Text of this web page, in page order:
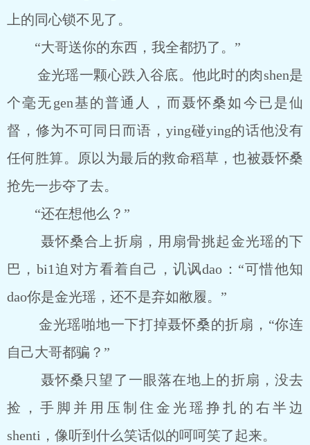
上的同心锁不见了。
“大哥送你的东西，我全都扔了。”
金光瑶一颗心跌入谷底。他此时的肉shen是
个毫无gen基的普通人，而聂怀桑如今已是仙
督，修为不可同日而语，ying碰ying的话他没有
任何胜算。原以为最后的救命稻草，也被聂怀桑
抢先一步夺了去。
“还在想他么？”
聂怀桑合上折扇，用扇骨挑起金光瑶的下
巴，bi1迫对方看着自己，讥讽dao：“可惜他知
dao你是金光瑶，还不是弃如敝履。”
金光瑶啪地一下打掉聂怀桑的折扇，“你连
自己大哥都骗？”
聂怀桑只望了一眼落在地上的折扇，没去
捡，手脚并用压制住金光瑶挣扎的右半边
shenti，像听到什么笑话似的呵呵笑了起来。